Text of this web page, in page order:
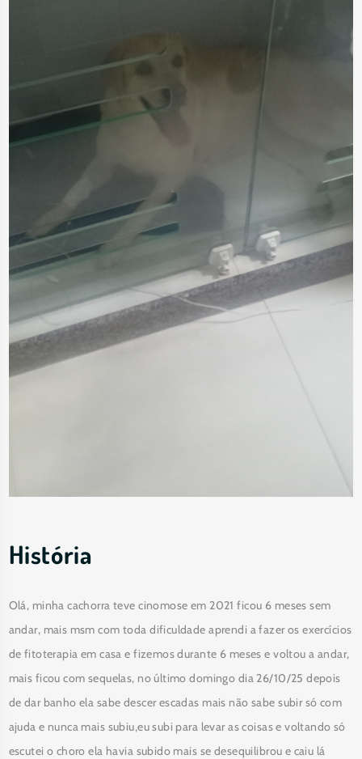
História
Olá, minha cachorra teve cinomose em 2021 ficou 6 meses sem
andar, mais msm com toda dificuldade aprendi a fazer os exercícios
de fitoterapia em casa e fizemos durante 6 meses e voltou a andar,
mais ficou com sequelas, no último domingo dia 26/10/25 depois
de dar banho ela sabe descer escadas mais não sabe subir só com
ajuda e nunca mais subiu,eu subi para levar as coisas e voltando só
escutei o choro ela havia subido mais se desequilibrou e caiu lá